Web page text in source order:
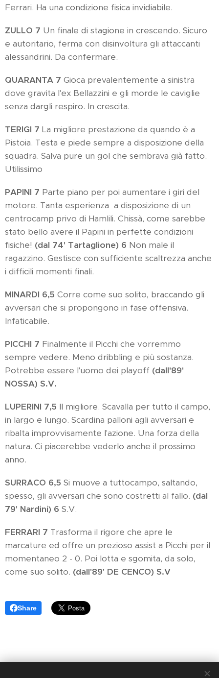
Ferrari. Ha una condizione fisica invidiabile.
ZULLO 7 Un finale di stagione in crescendo. Sicuro
e autoritario, ferma con disinvoltura gli attaccanti
alessandrini. Da confermare.
QUARANTA 7 Gioca prevalentemente a sinistra
dove gravita l'ex Bellazzini e gli morde le caviglie
senza dargli respiro. In crescita.
TERIGI 7 La migliore prestazione da quando è a
Pistoia. Testa e piede sempre a disposizione della
squadra. Salva pure un gol che sembrava già fatto.
Utilissimo
PAPINI 7 Parte piano per poi aumentare i giri del
motore. Tanta esperienza a disposizione di un
centrocamp privo di Hamlili. Chissà, come sarebbe
stato bello avere il Papini in perfette condizioni
fisiche! (dal 74' Tartaglione) 6 Non male il
ragazzino. Gestisce con sufficiente scaltrezza anche
i difficili momenti finali.
MINARDI 6,5 Corre come suo solito, braccando gli
avversari che si propongono in fase offensiva.
Infaticabile.
PICCHI 7 Finalmente il Picchi che vorremmo
sempre vedere. Meno dribbling e più sostanza.
Potrebbe essere l'uomo dei playoff (dall'89'
NOSSA) S.V.
LUPERINI 7,5 Il migliore. Scavalla per tutto il campo,
in largo e lungo. Scardina palloni agli avversari e
ribalta improvvisamente l'azione. Una forza della
natura. Ci piacerebbe vederlo anche il prossimo
anno.
SURRACO 6,5 Si muove a tuttocampo, saltando,
spesso, gli avversari che sono costretti al fallo. (dal
79' Nardini) 6 S.V.
FERRARI 7 Trasforma il rigore che apre le
marcature ed offre un prezioso assist a Picchi per il
momentaneo 2 - 0. Poi lotta e sgomita, da solo,
come suo solito. (dall'89' DE CENCO) S.V
Share